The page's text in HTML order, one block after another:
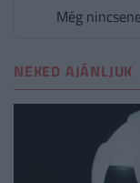
Még
NEKED AJÁNLJUK